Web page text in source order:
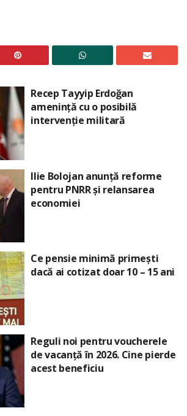
Recep Tayyip Erdoğan
amenință cu o posibilă
intervenție militară
Ilie Bolojan anunță reforme
pentru PNRR și relansarea
economiei
Ce pensie minimă primești
dacă ai cotizat doar 10 – 15 ani
Reguli noi pentru voucherele
de vacanță în 2026. Cine pierde
acest beneficiu